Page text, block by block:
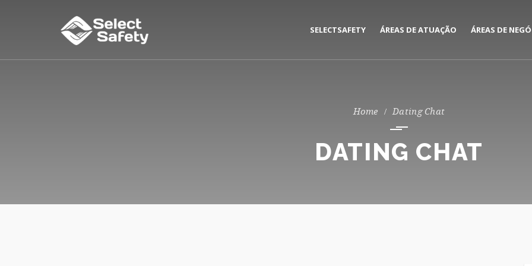
SELECTSAFETY ÁREAS DE ATUAÇÃO
CONSULTORIA DE RISCOS
ÁREAS DE
Dating Chat
DATING CHAT